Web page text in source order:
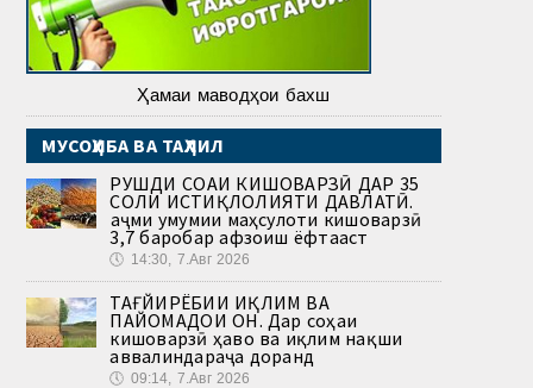
Ҳамаи маводҳои бахш
МУСОҲИБА ВА ТАҲЛИЛ
РУШДИ СОҲАИ КИШОВАРЗӢ ДАР 35
СОЛИ ИСТИҚЛОЛИЯТИ ДАВЛАТӢ.
Ҳаҷми умумии маҳсулоти кишоварзӣ
3,7 баробар афзоиш ёфтааст
🕔 14:30, 7.Авг 2026
ТАҒЙИРЁБИИ ИҚЛИМ ВА
ПАЙОМАДҲОИ ОН. Дар соҳаи
кишоварзӣ ҳаво ва иқлим нақши
аввалиндараҷа доранд
🕔 09:14, 7.Авг 2026